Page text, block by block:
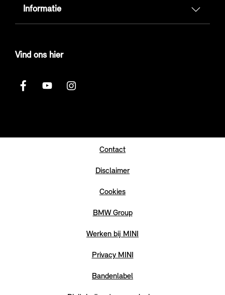
Informatie
Vind ons hier
Contact
Disclaimer
Cookies
BMW Group
Werken bij MINI
Privacy MINI
Bandenlabel